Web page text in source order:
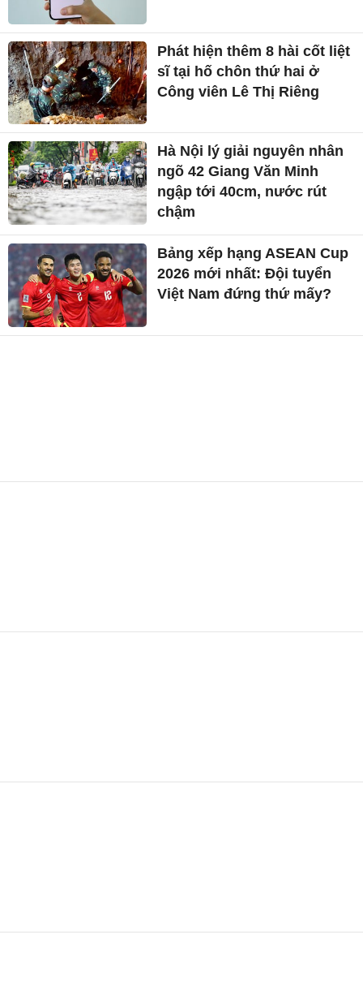
Phát hiện thêm 8 hài cốt liệt
sĩ tại hố chôn thứ hai ở
Công viên Lê Thị Riêng
Hà Nội lý giải nguyên nhân
ngõ 42 Giang Văn Minh
ngập tới 40cm, nước rút
chậm
Bảng xếp hạng ASEAN Cup
2026 mới nhất: Đội tuyển
Việt Nam đứng thứ mấy?